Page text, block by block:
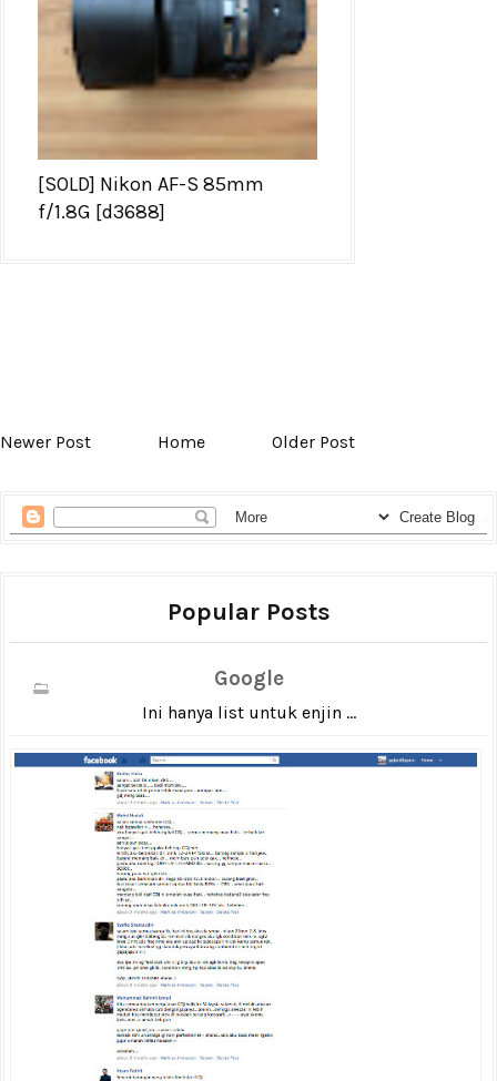
[SOLD] Nikon AF-S 85mm
f/1.8G [d3688]
Newer Post Home Older Post
Popular Posts
Google
Ini hanya list untuk enjin ...